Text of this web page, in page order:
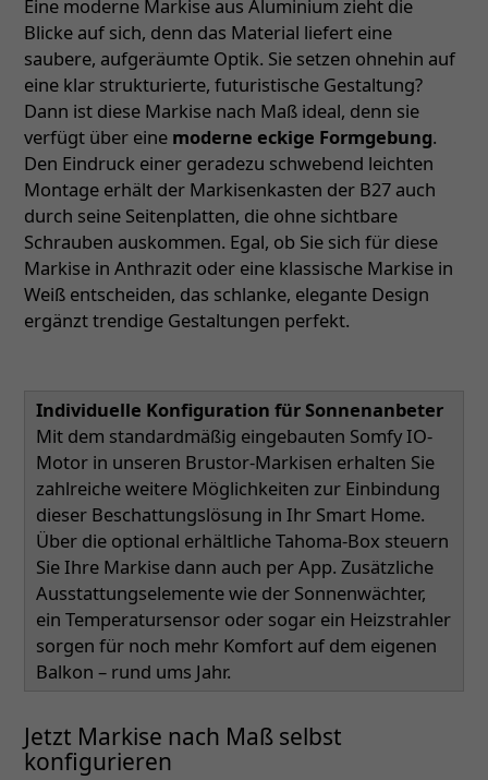
Eine moderne Markise aus Aluminium zieht die
Blicke auf sich, denn das Material liefert eine
saubere, aufgeräumte Optik. Sie setzen ohnehin auf
eine klar strukturierte, futuristische Gestaltung?
Dann ist diese Markise nach Maß ideal, denn sie
verfügt über eine moderne eckige Formgebung.
Den Eindruck einer geradezu schwebend leichten
Montage erhält der Markisenkasten der B27 auch
durch seine Seitenplatten, die ohne sichtbare
Schrauben auskommen. Egal, ob Sie sich für diese
Markise in Anthrazit oder eine klassische Markise in
Weiß entscheiden, das schlanke, elegante Design
ergänzt trendige Gestaltungen perfekt.
Individuelle Konfiguration für Sonnenanbeter
Mit dem standardmäßig eingebauten Somfy IO-
Motor in unseren Brustor-Markisen erhalten Sie
zahlreiche weitere Möglichkeiten zur Einbindung
dieser Beschattungslösung in Ihr Smart Home.
Über die optional erhältliche Tahoma-Box steuern
Sie Ihre Markise dann auch per App. Zusätzliche
Ausstattungselemente wie der Sonnenwächter,
ein Temperatursensor oder sogar ein Heizstrahler
sorgen für noch mehr Komfort auf dem eigenen
Balkon – rund ums Jahr.
Jetzt Markise nach Maß selbst
konfigurieren